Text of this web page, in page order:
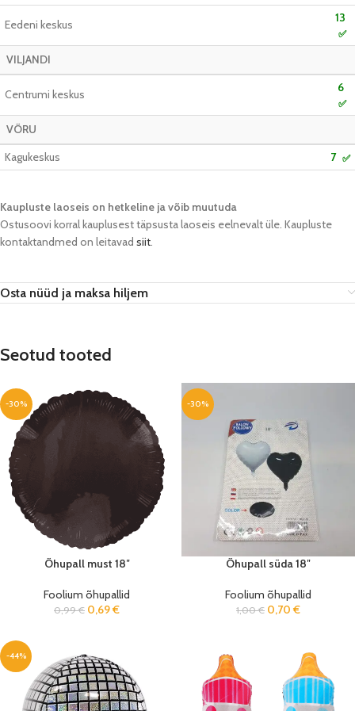
Eedeni keskus 13
✅
VILJANDI
Centrumi keskus 6
✅
VÕRU
Kagukeskus
7 ✅
Kaupluste laoseis on hetkeline ja võib muutuda​
Ostusoovi korral kauplusest täpsusta laoseis eelnevalt üle. Kaupluste
kontaktandmed on leitavad siit.
Osta nüüd ja maksa hiljem
Seotud tooted
-30%
Õhupall must 18″
Foolium õhupallid
0,99€ 0,69€
-30%
Õhupall süda 18″
Foolium õhupallid
1,00€ 0,70 €
-44%